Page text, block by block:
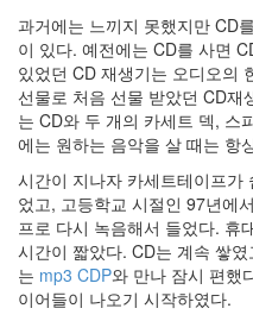
과거에는 느끼지 못했지만 CD
이 있다. 예전에는 CD를 사면
있었던 CD 재생기는 오디오의
선물로 처음 선물 받았던 CD재
는 CD와 두 개의 카세트 덱, 스
에는 원하는 음악을 살 때는 항
시간이 지나자 카세트테이프가
었고, 고등학교 시절인 97년에
프로 다시 녹음해서 들었다. 휴
시간이 짧았다. CD는 계속 쌓
는 mp3 CDP와 만나 잠시 편했
이어들이 나오기 시작하였다.
의
끝
[영
화]
인
사
이
드
아
웃
LG
전
자